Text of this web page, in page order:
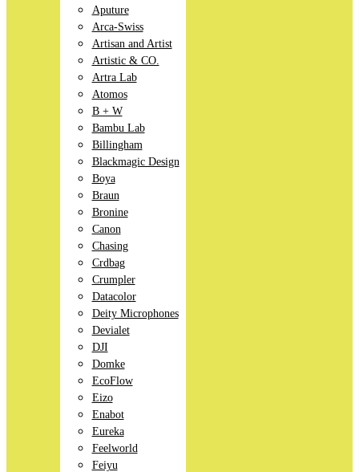
Aputure
Arca-Swiss
Artisan and Artist
Artistic & CO.
Artra Lab
Atomos
B + W
Bambu Lab
Billingham
Blackmagic Design
Boya
Braun
Bronine
Canon
Chasing
Crdbag
Crumpler
Datacolor
Deity Microphones
Devialet
DJI
Domke
EcoFlow
Eizo
Enabot
Eureka
Feelworld
Feiyu